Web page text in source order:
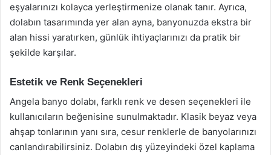
eşyalarınızı kolayca yerleştirmenize olanak tanır. Ayrıca,
dolabın tasarımında yer alan ayna, banyonuzda ekstra bir
alan hissi yaratırken, günlük ihtiyaçlarınızı da pratik bir
şekilde karşılar.
Estetik ve Renk Seçenekleri
Angela banyo dolabı, farklı renk ve desen seçenekleri ile
kullanıcıların beğenisine sunulmaktadır. Klasik beyaz veya
ahşap tonlarının yanı sıra, cesur renklerle de banyolarınızı
canlandırabilirsiniz. Dolabın dış yüzeyindeki özel kaplama